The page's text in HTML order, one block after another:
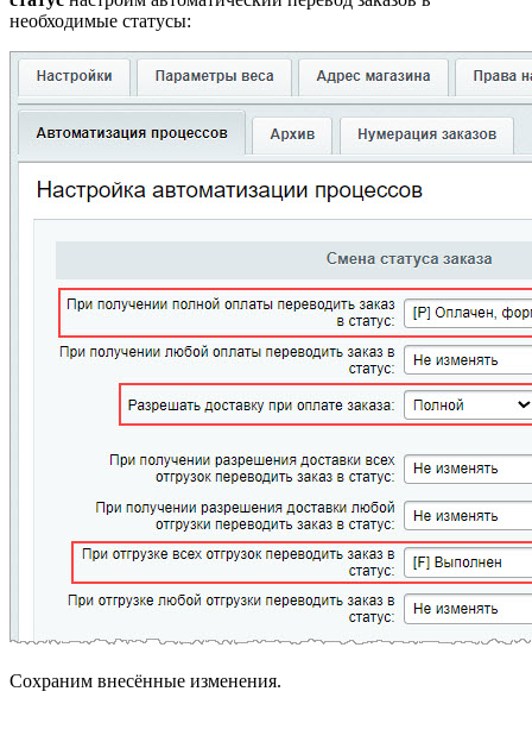
необходимые статусы:
Сохраним внесённые изменения.